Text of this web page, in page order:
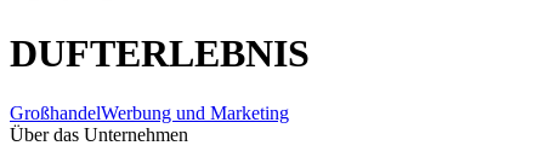
DUFTERLEBNIS
GroßhandelWerbung und Marketing
Über das Unternehmen